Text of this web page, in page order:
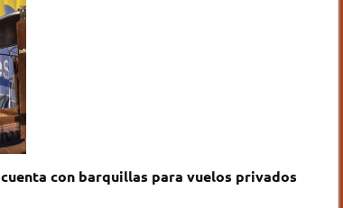
cuenta con barquillas para vuelos privados